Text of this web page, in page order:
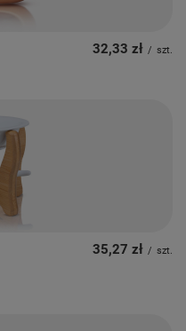
32,33 zł / szt.
35,27 zł / szt.